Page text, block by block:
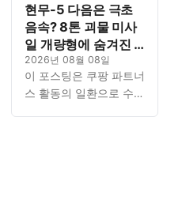
현무-5 다음은 극초
음속? 8톤 괴물 미사
일 개량형에 숨겨진 3
가지 비밀
2026년 08월 08일
이 포스팅은 쿠팡 파트너
스 활동의 일환으로 수수